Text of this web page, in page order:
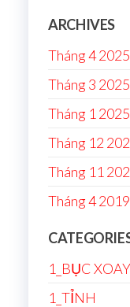
ARCHIVES
Tháng 4 2025
Tháng 3 2025
Tháng 1 2025
Tháng 12
Tháng 11
Tháng 4 2019
1_BỤC XOAY
1_TỈNH